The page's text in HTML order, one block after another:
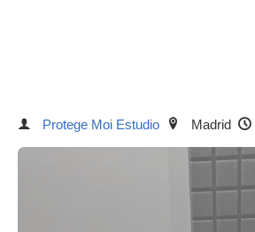
Protege Moi Estudio Madrid